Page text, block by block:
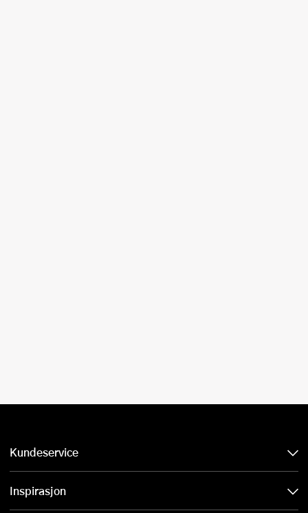
Kundeservice
Inspirasjon